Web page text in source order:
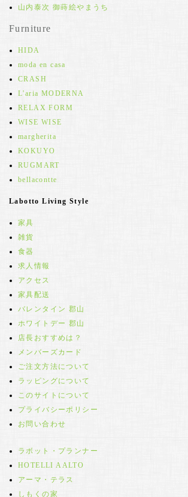
山内泰次 御蒔絵やまうち
Furniture
HIDA
moda en casa
CRASH
L'aria MODERNA
RELAX FORM
WISE WISE
margherita
KOKUYO
RUGMART
bellacontte
Labotto Living Style
家具
雑貨
食器
求人情報
アクセス
家具配送
バレンタイン 郡山
ホワイトデー 郡山
店長おすすめは？
メンバーズカード
ご注文方法について
ラッピングについて
このサイトについて
プライバシーポリシー
お問い合わせ
ラボット・プランナー
HOTELLI AALTO
アーマ・テラス
しもくの家